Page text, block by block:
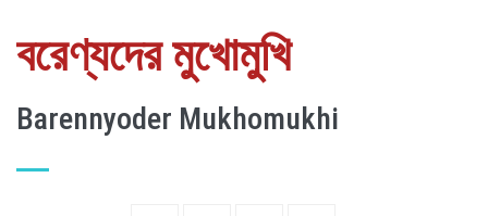
বরেণ্যদের মুখোমুখি
Barennyoder Mukhomukhi